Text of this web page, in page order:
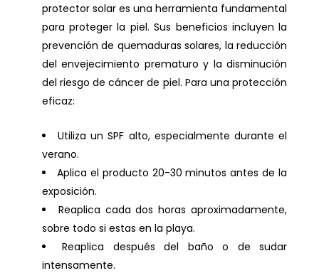
protector solar es una herramienta fundamental
para proteger la piel. Sus beneficios incluyen la
prevención de quemaduras solares, la reducción
del envejecimiento prematuro y la disminución
del riesgo de cáncer de piel. Para una protección
eficaz:
Utiliza un SPF alto, especialmente durante el
verano.
Aplica el producto 20-30 minutos antes de la
exposición.
Reaplica cada dos horas aproximadamente,
sobre todo si estas en la playa.
Reaplica después del baño o de sudar
intensamente.